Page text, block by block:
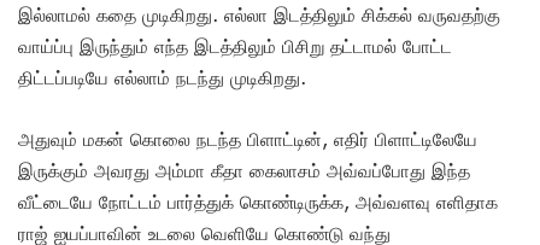
இல்லாமல் கதை முடிகிறது. எல்லா இடத்திலும் சிக்கல் வருவதற்கு
வாய்ப்பு இருந்தும் எந்த இடத்திலும் பிசிறு தட்டாமல் போட்ட
திட்டப்படியே எல்லாம் நடந்து முடிகிறது.
அதுவும் மகன் கொலை நடந்த பிளாட்டின், எதிர் பிளாட்டிலேயே
இருக்கும் அவரது அம்மா கீதா கைலாசம் அவ்வப்போது இந்த
வீட்டையே நோட்டம் பார்த்துக் கொண்டிருக்க, அவ்வளவு எளிதாக
ராஜ் ஐயப்பாவின் உடலை வெளியே கொண்டு வந்து